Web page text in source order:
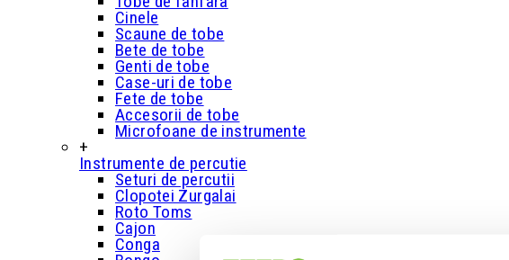
Cinele
Scaune de tobe
Bete de tobe
Genti de tobe
Case-uri de tobe
Fete de tobe
Accesorii de tobe
Microfoane de instrumente
+
Instrumente de percutie
Seturi de percutii
Clopotei Zurgalai
Roto Toms
Cajon
Conga